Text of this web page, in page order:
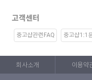
고객센터
중고샵관련FAQ 중고샵1:1
회사소개 이용약